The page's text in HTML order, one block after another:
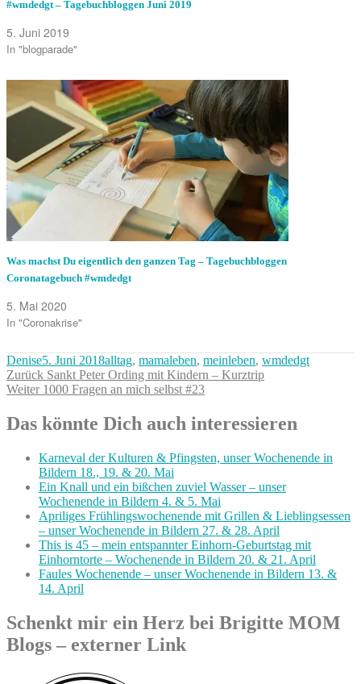
#wmdedgt – Tagebuchbloggen Juni 2019
5. Juni 2019
In "blogparade"
Was machst Du eigentlich den ganzen Tag – Tagebuchbloggen
Coronatagebuch #wmdedgt
5. Mai 2020
In "Coronakrise"
Autor
DeniseVeröffentlicht
am
5. Juni 2018Kategorien
alltag, mamaleben, meinleben, wmdedgt
Beitragsnavigation
Zurück Vorheriger
Beitrag:
Sankt Peter Ording mit Kindern – Kurztrip
Weiter Nächster
1000 Fragen an mich selbst #23
Das könnte Dich auch interessieren
Karneval der Kulturen & Pfingsten, unser Wochenende in
Bildern 18., 19. & 20. Mai
Ein Knall und ein bißchen zuviel Wasser – unser
Wochenende in Bildern 4. & 5. Mai
Apriliges Frühlingswochenende mit Grillen & Lieblingsessen
– unser Wochenende in Bildern 27. & 28. April
This is 45 – mein entspannter Einhorn-Geburtstag mit
Einhorntorte – Wochenende in Bildern 20. & 21. April
Faules Wochenende – unser Wochenende in Bildern 13. &
14. April
Schenkt mir ein Herz bei Brigitte MOM
Blogs – externer Link